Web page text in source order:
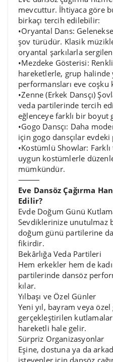
mevcuttur. İhtiyaca göre
birkaçı tercih edilebilir:
•Oryantal Dans:
şov türüdür. Klasik
oryantal şarkılarla
•Mezdeke Gösterisi:
hareketlerle, grup halinde
performansları eve coşku
•Zenne (Erkek Dansçı)
veda partilerinde tercih
eğlenceye farklı bir boyut
•Gogo Dansçı: Daha
için gogo dansçılar
•Kostümlü Showlar:
uygun kostümlerle
mümkündür.
⸻
Eve Dansöz Çağırma
Edilir?
Evde Doğum Günü
Sevdiklerinize unutulmaz
doğum günü partilerine
fikirdir.
Bekârlığa Veda Partileri
Hem erkekler hem de
partilerinde dansöz
kılar.
Yılbaşı ve Özel Günler
Yeni yıl, bayram veya
gerçekleştirilen
hareketli hale gelir.
Sürpriz Organizasyonlar
Eşine, dostuna ya da